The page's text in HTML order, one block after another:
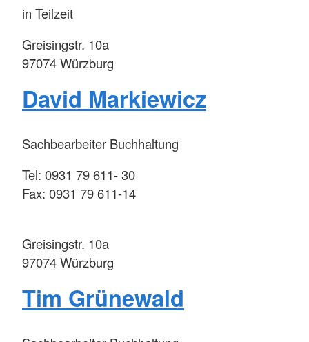
in Teilzeit
Greisingstr. 10a
97074 Würzburg
David Markiewicz
Sachbearbeiter Buchhaltung
Tel: 0931 79 611- 30
Fax: 0931 79 611-14
Greisingstr. 10a
97074 Würzburg
Tim Grünewald